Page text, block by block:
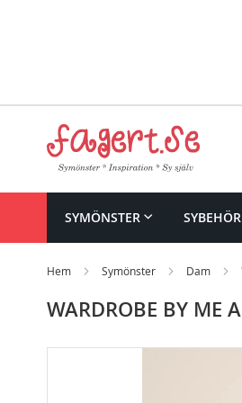
Content
SYMÖNSTER SYBEHÖR
Hem Symönster Dam
WARDROBE BY ME